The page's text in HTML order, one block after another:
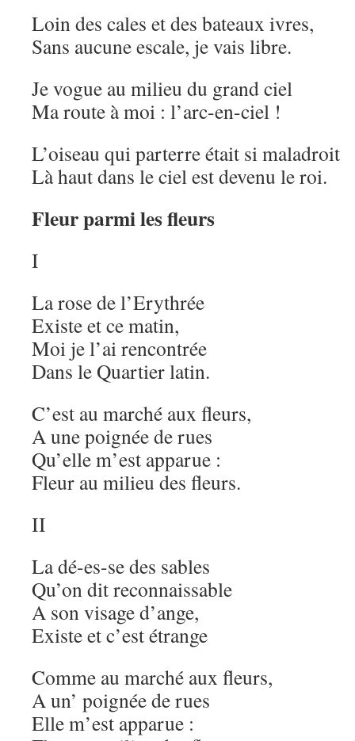
Loin des cales et des bateaux ivres,
Sans aucune escale, je vais libre.
Je vogue au milieu du grand ciel
Ma route à moi : l’arc-en-ciel !
L’oiseau qui parterre était si maladroit
Là haut dans le ciel est devenu le roi.
Fleur parmi les fleurs
I
La rose de l’Erythrée
Existe et ce matin,
Moi je l’ai rencontrée
Dans le Quartier latin.
C’est au marché aux fleurs,
A une poignée de rues
Qu’elle m’est apparue :
Fleur au milieu des fleurs.
II
La dé-es-se des sables
Qu’on dit reconnaissable
A son visage d’ange,
Existe et c’est étrange
Comme au marché aux fleurs,
A un’ poignée de rues
Elle m’est apparue :